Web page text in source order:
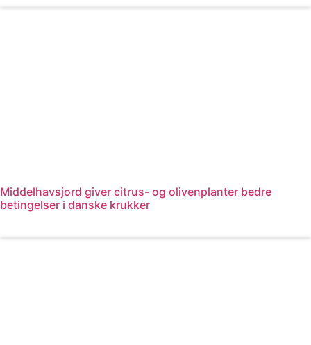
Middelhavsjord giver citrus- og olivenplanter bedre
betingelser i danske krukker